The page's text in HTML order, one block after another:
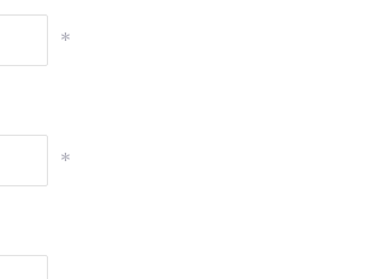
*
*